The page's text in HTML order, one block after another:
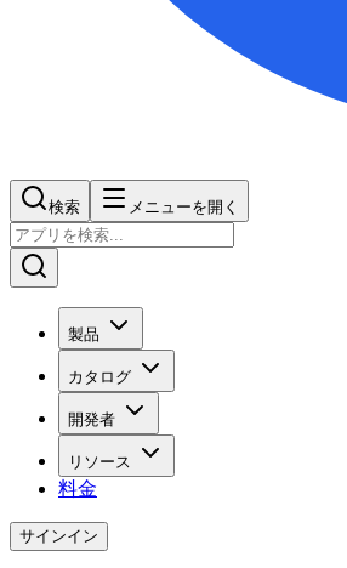
検索 メニューを開く
製品
カタログ
開発者
リソース
料金
サインイン